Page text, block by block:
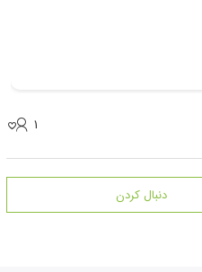
۱
دنبال کردن